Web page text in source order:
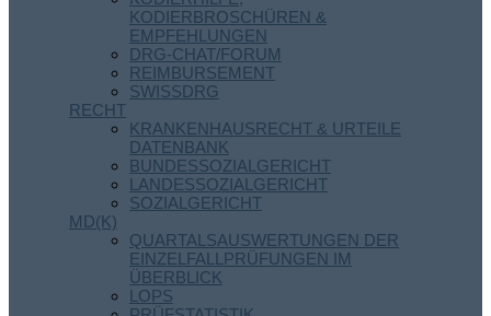
KODIERBROSCHÜREN &
EMPFEHLUNGEN
DRG-CHAT/FORUM
REIMBURSEMENT
SWISSDRG
RECHT
KRANKENHAUSRECHT & URTEILE
DATENBANK
BUNDESSOZIALGERICHT
LANDESSOZIALGERICHT
SOZIALGERICHT
MD(K)
QUARTALSAUSWERTUNGEN DER
EINZELFALLPRÜFUNGEN IM
ÜBERBLICK
LOPS